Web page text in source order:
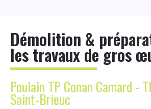
Démolition &
les travaux de gros
Poulain TP Conan Camard -
Saint-Brieuc